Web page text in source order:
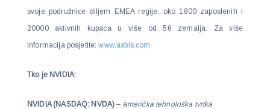
svoje podružnice diljem EMEA regije, oko 1800 zaposlenih i
20000 aktivnih kupaca u više od 56 zemalja. Za više
informacija posjetite:www.asbis.com.
Tko je NVIDIA:
NVIDIA (NASDAQ: NVDA)– američka tehnološka tvrtka